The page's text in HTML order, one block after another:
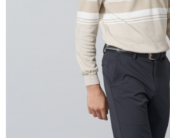
每筆NT$80，滿NT$1,200(含以上)免運費
每筆NT$80，滿NT$1,200(含以上)免運費